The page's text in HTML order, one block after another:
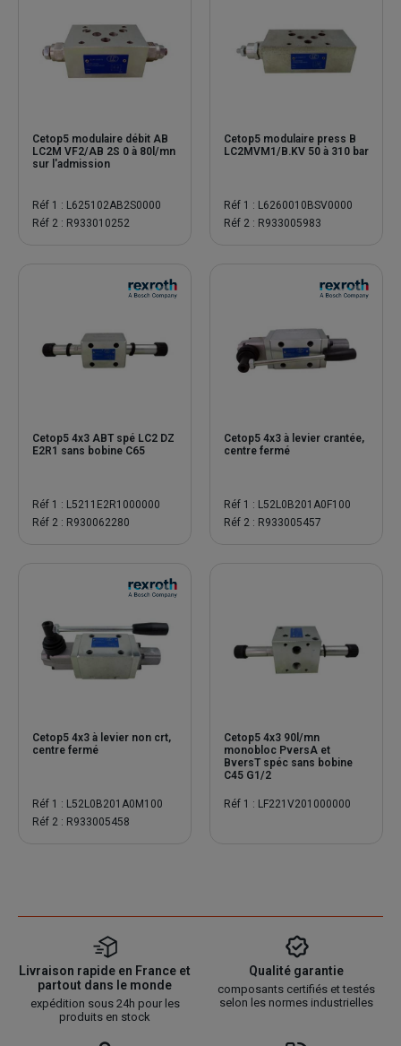
Cetop5 modulaire débit AB
LC2M VF2/AB 2S 0 à 80l/mn
sur l'admission
Réf 1 : L625102AB2S0000
Réf 2 : R933010252
Cetop5 modulaire press B
LC2MVM1/B.KV 50 à 310 bar
Réf 1 : L6260010BSV0000
Réf 2 : R933005983
Cetop5 4x3 ABT spé LC2 DZ
E2R1 sans bobine C65
Réf 1 : L5211E2R1000000
Réf 2 : R930062280
Cetop5 4x3 à levier crantée,
centre fermé
Réf 1 : L52L0B201A0F100
Réf 2 : R933005457
Cetop5 4x3 à levier non crt,
centre fermé
Réf 1 : L52L0B201A0M100
Réf 2 : R933005458
Cetop5 4x3 90l/mn
monobloc PversA et
BversT spéc sans bobine
C45 G1/2
Réf 1 : LF221V201000000
Livraison rapide en France et
partout dans le monde
expédition sous 24h pour les
produits en stock
Qualité garantie
composants certifiés et testés
selon les normes industrielles